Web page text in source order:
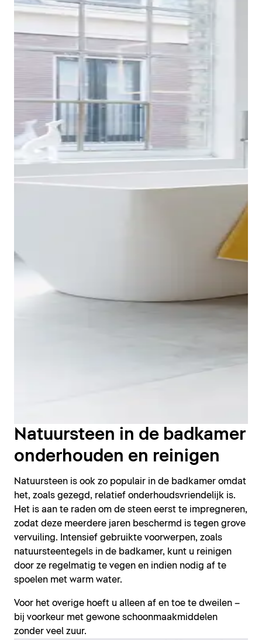
Natuursteen in de badkamer
onderhouden en reinigen
Natuursteen is ook zo populair in de badkamer omdat
het, zoals gezegd, relatief onderhoudsvriendelijk is.
Het is aan te raden om de steen eerst te impregneren,
zodat deze meerdere jaren beschermd is tegen grove
vervuiling. Intensief gebruikte voorwerpen, zoals
natuursteentegels in de badkamer, kunt u reinigen
door ze regelmatig te vegen en indien nodig af te
spoelen met warm water.
Voor het overige hoeft u alleen af en toe te dweilen –
bij voorkeur met gewone schoonmaakmiddelen
zonder veel zuur.